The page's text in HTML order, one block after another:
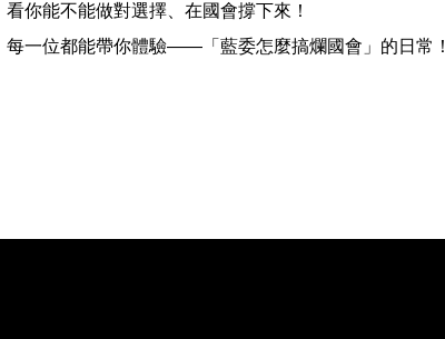
看你能不能做對選擇、在國會撐下來！
每一位都能帶你體驗——「藍委怎麼搞爛國會」的日常！